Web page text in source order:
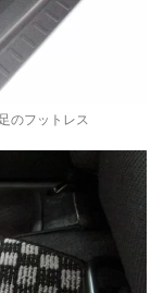
のフットレス